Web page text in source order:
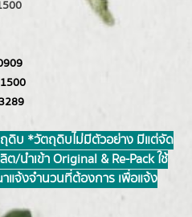
ดิบ *วัตถุดิบไม่มีตัวอย่าง มีแต่จัด
ำเข้า Original & Re-Pack ใช้
แจ้งจำนวนที่ต้องการ เพื่อแจ้ง